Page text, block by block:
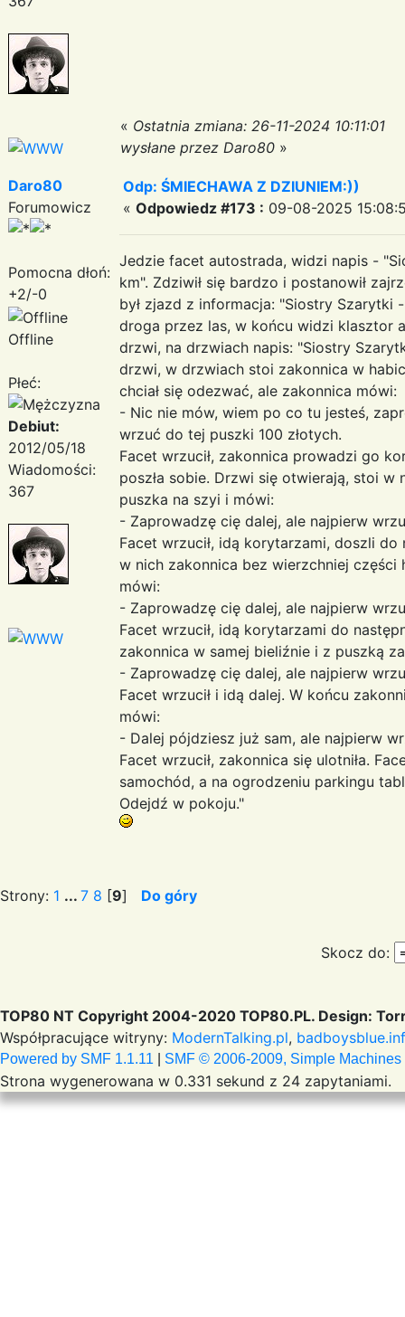
« Ostatnia zmiana: 26-11-2024 10:11:01
wysłane przez Daro80 »
Daro80
Forumowicz
Pomocna dłoń:
+2/-0
Offline
Płeć:
Debiut:
2012/05/18
Wiadomości:
367
Odp: ŚMIECHAWA Z DZIUNIEM:))
« Odpowiedz #173 : 09-08-2025
Jedzie facet autostrada, widzi napis -
km". Zdziwił się bardzo i postanowił
był zjazd z informacja: "Siostry Szarytki
droga przez las, w końcu widzi klasztor
drzwi, na drzwiach napis: "Siostry
drzwi, w drzwiach stoi zakonnica w
chciał się odezwać, ale zakonnica mówi:
- Nic nie mów, wiem po co tu jesteś,
wrzuć do tej puszki 100 złotych.
Facet wrzucił, zakonnica prowadzi go
poszła sobie. Drzwi się otwierają, stoi w
puszka na szyi i mówi:
- Zaprowadzę cię dalej, ale najpierw
Facet wrzucił, idą korytarzami, doszli
w nich zakonnica bez wierzchniej
mówi:
- Zaprowadzę cię dalej, ale najpierw
Facet wrzucił, idą korytarzami do
zakonnica w samej bieliźnie i z puszką
- Zaprowadzę cię dalej, ale najpierw
Facet wrzucił i idą dalej. W końcu
mówi:
- Dalej pójdziesz już sam, ale najpierw
Facet wrzucił, zakonnica się ulotniła.
samochód, a na ogrodzeniu parkingu
Odejdź w pokoju."
Strony: 1 ... 7 8 [9] Do góry
Skocz do:
TOP80 NT Copyright 2004-2020 TOP80.PL. Design:
Współpracujące witryny: ModernTalking.pl,
Powered by SMF 1.1.11 SMF © 2006-2009, Simple Machines
Strona wygenerowana w 0.331 sekund z 24 zapytaniami.